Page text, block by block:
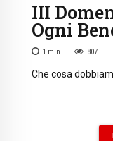
III
Ogni
1 min 807
Che cosa